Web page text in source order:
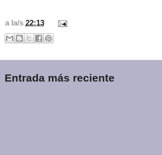
a la/s 22:13
Entrada más reciente